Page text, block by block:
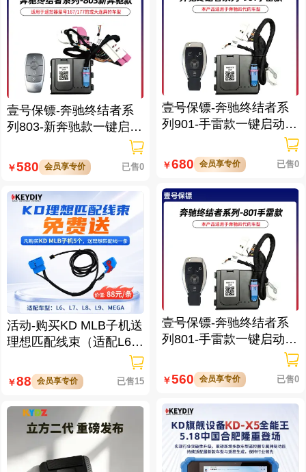
壹号保镖-奔驰终结者系
列803-新奔驰款一键启动
￥580 会员享专价 已售0
活动-购买KD MLB子机送
理想匹配线束（适配L6/L
￥88 会员享专价 已售15
壹号保镖-奔驰终结者系
列901-手雷款一键启动带
￥680 会员享专价 已售0
壹号保镖-奔驰终结者系
列801-手雷款一键启动免
￥560 会员享专价 已售0